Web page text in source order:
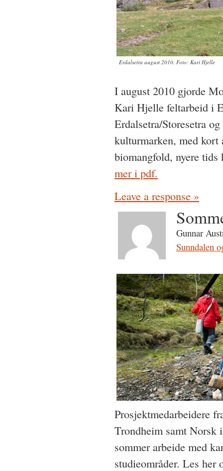
Erdalsetra august 2010. Foto: Kari Hjelle
I august 2010 gjorde
Kari Hjelle feltarbeid i
Erdalsetra/Storesetra
kulturmarken, med kort
biomangfold, nyere
mer i pdf.
Leave a response »
Gunnar
Sunndalen
Prosjektmedarbeidere
Trondheim samt
sommer arbeide med
studieområder. Les